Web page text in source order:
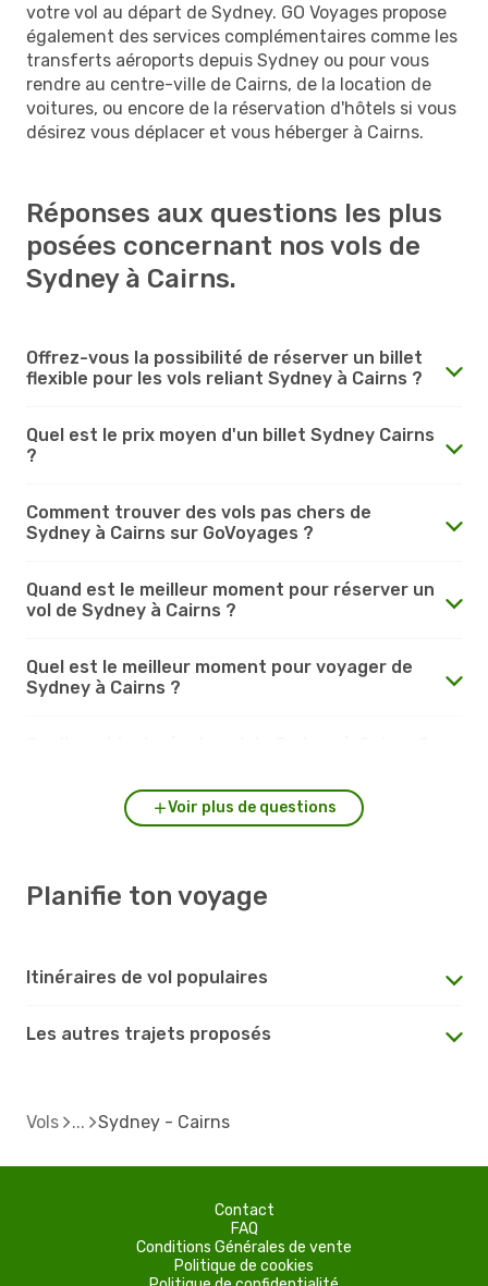
votre vol au départ de Sydney. GO Voyages propose
également des services complémentaires comme les
transferts aéroports depuis Sydney ou pour vous
rendre au centre-ville de Cairns, de la location de
voitures, ou encore de la réservation d'hôtels si vous
désirez vous déplacer et vous héberger à Cairns.
Réponses aux questions les plus
posées concernant nos vols de
Sydney à Cairns.
Offrez-vous la possibilité de réserver un billet
flexible pour les vols reliant Sydney à Cairns ?
Quel est le prix moyen d'un billet Sydney Cairns
?
Comment trouver des vols pas chers de
Sydney à Cairns sur GoVoyages ?
Quand est le meilleur moment pour réserver un
vol de Sydney à Cairns ?
Quel est le meilleur moment pour voyager de
Sydney à Cairns ?
Voir plus de questions
Planifie ton voyage
Itinéraires de vol populaires
Les autres trajets proposés
Vols Sydney - Cairns
Contact
FAQ
Conditions Générales de vente
Politique de cookies